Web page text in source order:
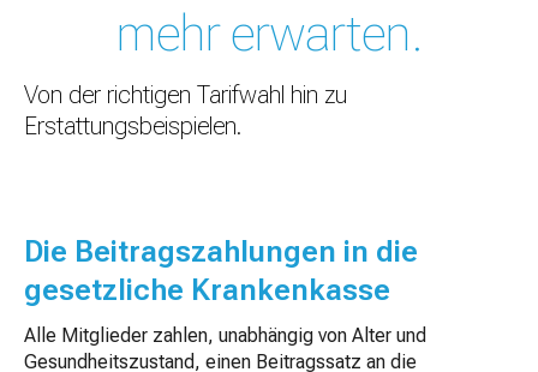
mehr erwarten.
Von der richtigen Tarifwahl hin zu
Erstattungsbeispielen.
Die Beitragszahlungen in die
gesetzliche Krankenkasse
Alle Mitglieder zahlen, unabhängig von Alter und
Gesundheitszustand, einen Beitragssatz an die